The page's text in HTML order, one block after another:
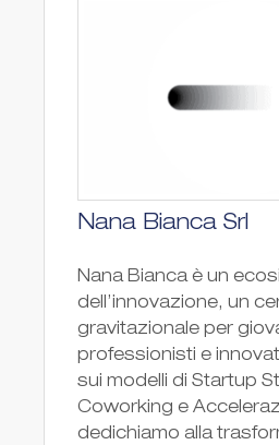
Nana Bianca Srl
Nana Bianca è un
dell’innovazione, un
gravitazionale per
professionisti e
sui modelli di Startup
Coworking e
dedichiamo alla